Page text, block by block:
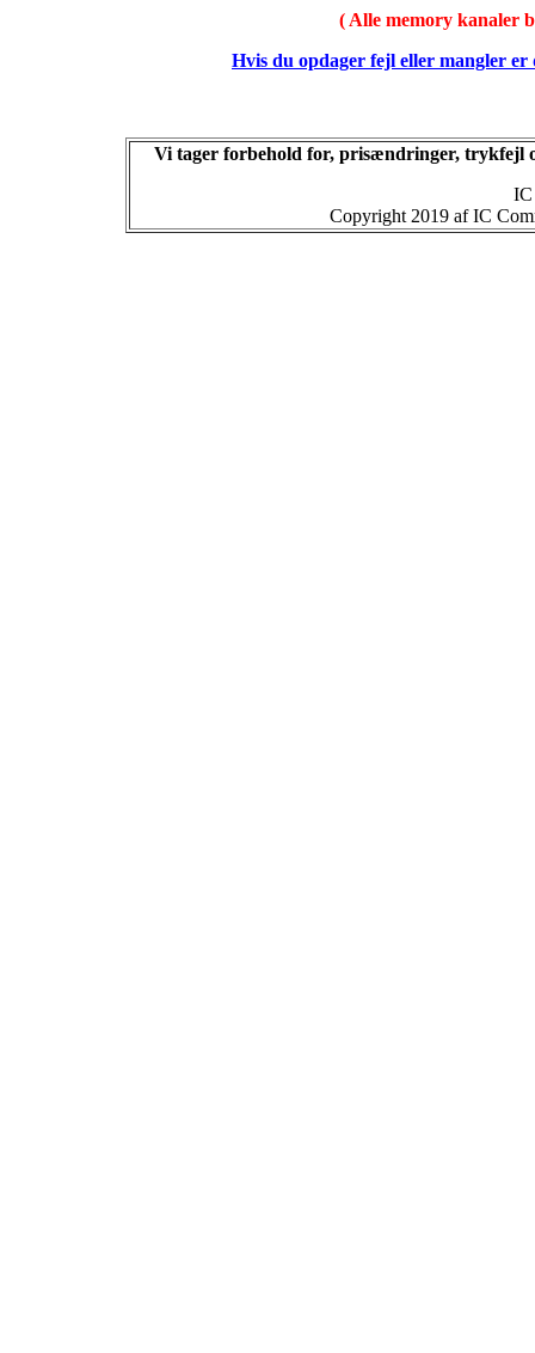
( Alle memory kanaler
Hvis du opdager fejl eller mangler
Vi tager forbehold for, prisændringer, trykfejl
IC
Copyright 2019 af IC